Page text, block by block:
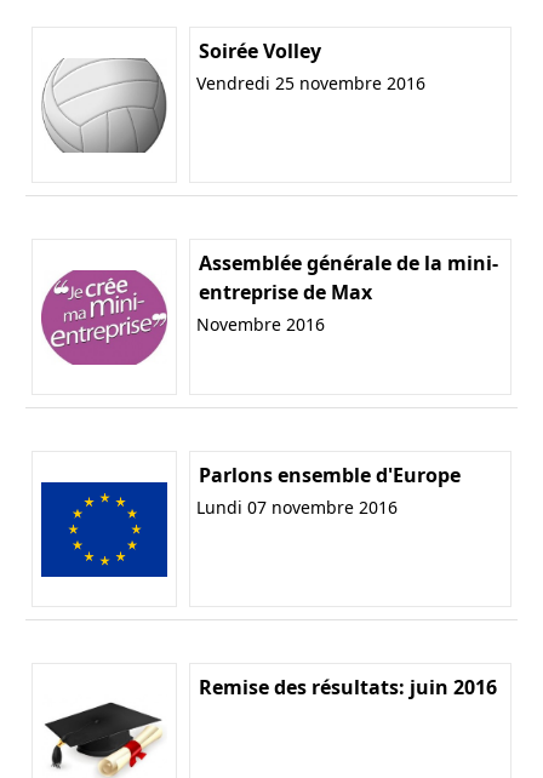
Soirée Volley
Vendredi 25 novembre 2016
Assemblée générale de la mini-
entreprise de Max
Novembre 2016
Parlons ensemble d'Europe
Lundi 07 novembre 2016
Remise des résultats: juin 2016